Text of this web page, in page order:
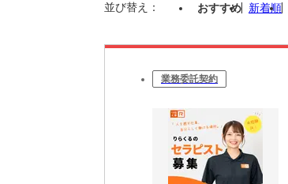
並び替え： おすすめ 新着順
業務委託契約